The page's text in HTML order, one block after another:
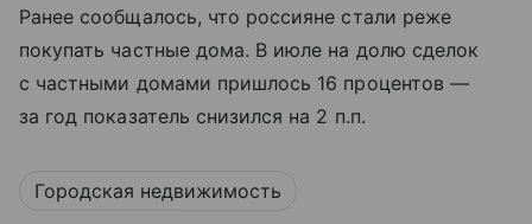
Ранее сообщалось, что россияне стали реже
покупать частные дома. В июле на долю сделок
с частными домами пришлось 16 процентов —
за год показатель снизился на 2 п.п.
Городская недвижимость